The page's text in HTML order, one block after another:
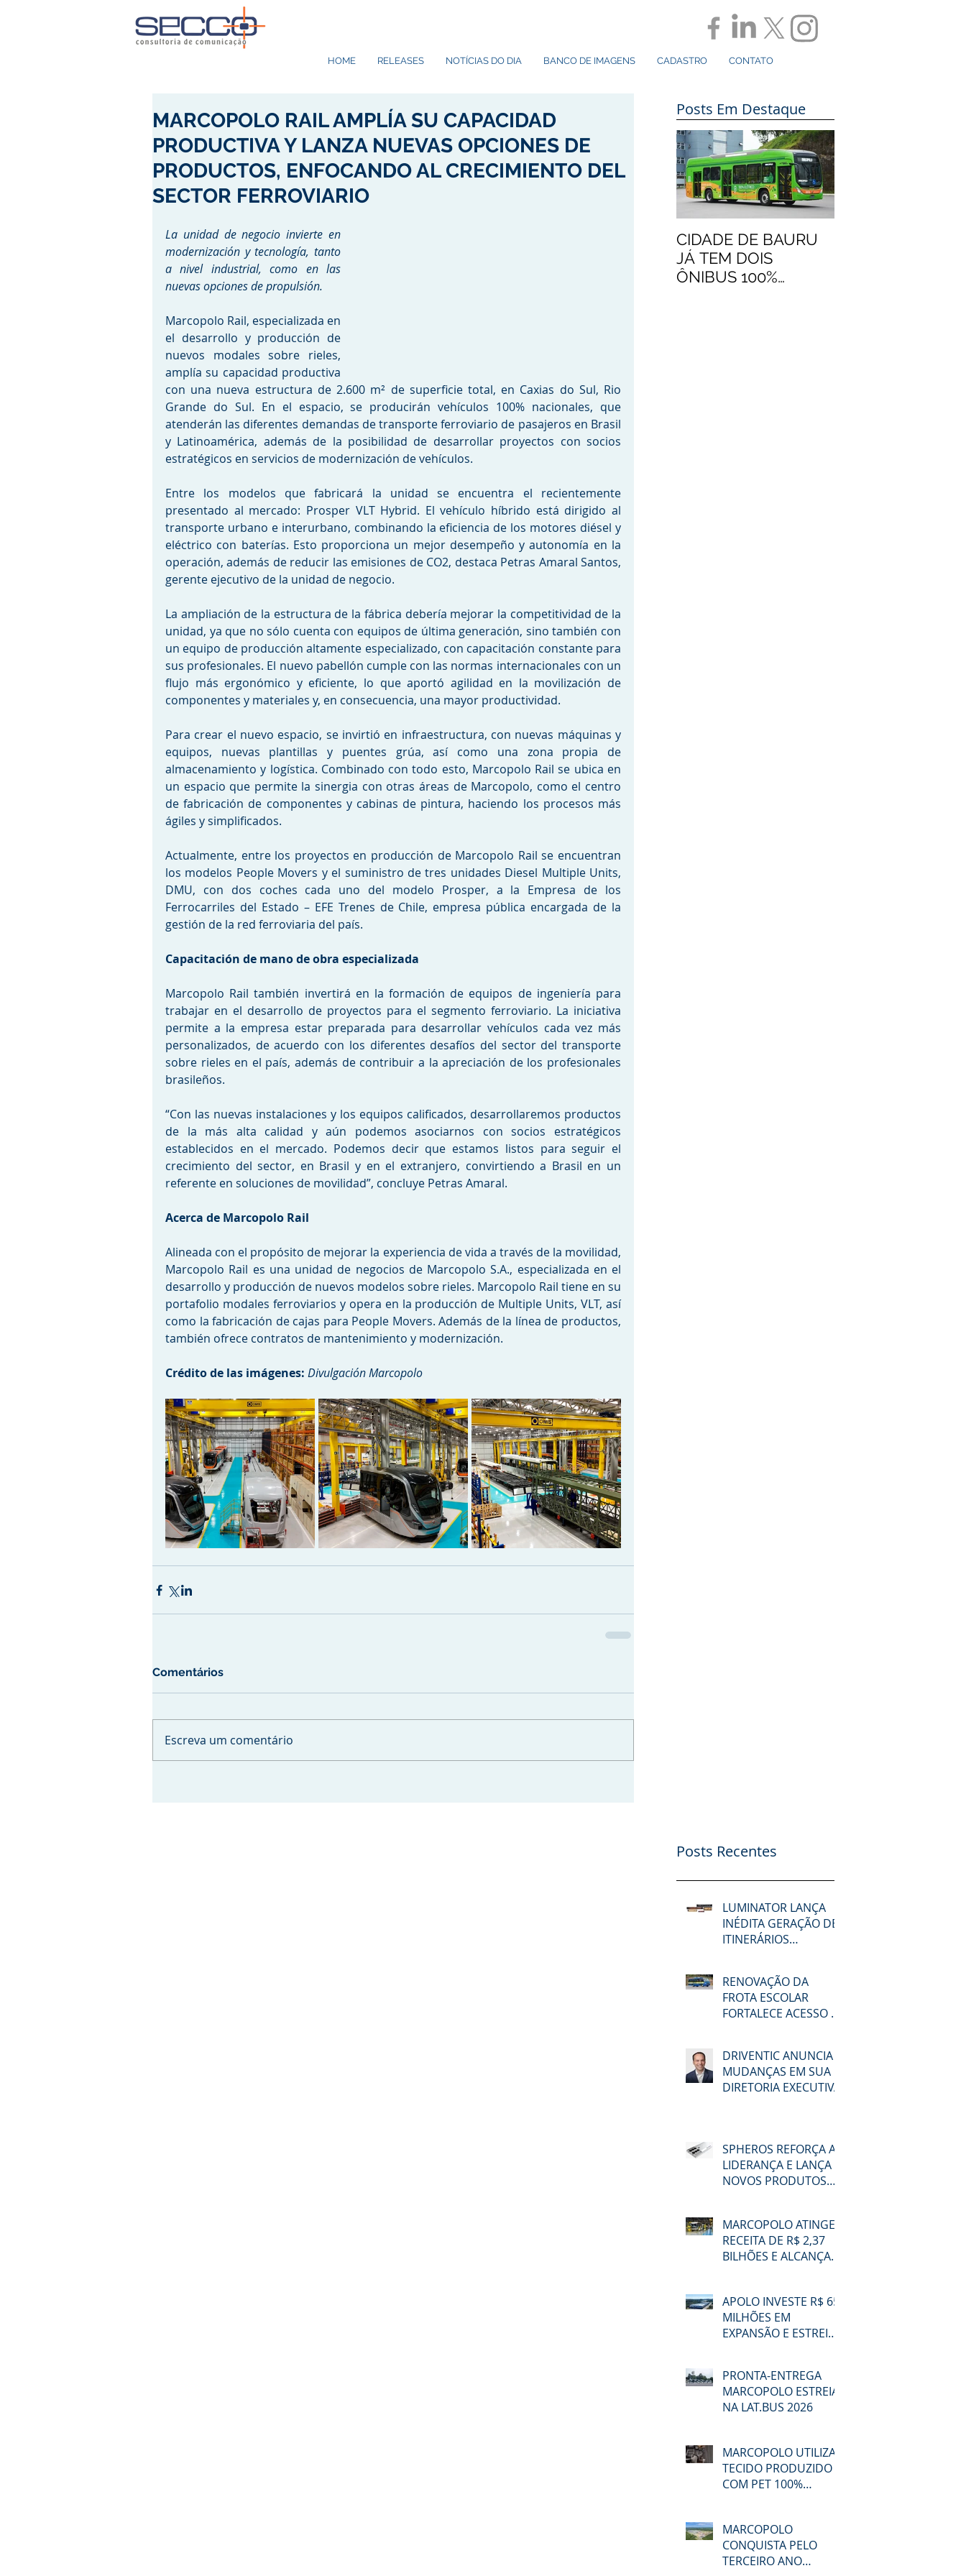
HOME RELEASES NOTÍCIAS DO DIA BANCO DE IMAGENS CADASTRO CONTATO
MARCOPOLO RAIL AMPLÍA SU CAPACIDAD
PRODUCTIVA Y LANZA NUEVAS OPCIONES DE
PRODUCTOS, ENFOCANDO AL CRECIMIENTO DEL
SECTOR FERROVIARIO
La unidad de negocio invierte en
modernización y tecnología, tanto
a nivel industrial, como en las
nuevas opciones de propulsión.
Marcopolo Rail, especializada en
el desarrollo y producción de
nuevos modales sobre rieles,
amplía su capacidad productiva
con una nueva estructura de 2.600 m² de superficie total, en Caxias do Sul, Rio
Grande do Sul. En el espacio, se producirán vehículos 100% nacionales, que
atenderán las diferentes demandas de transporte ferroviario de pasajeros en Brasil
y Latinoamérica, además de la posibilidad de desarrollar proyectos con socios
estratégicos en servicios de modernización de vehículos.
Entre los modelos que fabricará la unidad se encuentra el recientemente
presentado al mercado: Prosper VLT Hybrid. El vehículo híbrido está dirigido al
transporte urbano e interurbano, combinando la eficiencia de los motores diésel y
eléctrico con baterías. Esto proporciona un mejor desempeño y autonomía en la
operación, además de reducir las emisiones de CO2, destaca Petras Amaral Santos,
gerente ejecutivo de la unidad de negocio.
La ampliación de la estructura de la fábrica debería mejorar la competitividad de la
unidad, ya que no sólo cuenta con equipos de última generación, sino también con
un equipo de producción altamente especializado, con capacitación constante para
sus profesionales. El nuevo pabellón cumple con las normas internacionales con un
flujo más ergonómico y eficiente, lo que aportó agilidad en la movilización de
componentes y materiales y, en consecuencia, una mayor productividad.
Para crear el nuevo espacio, se invirtió en infraestructura, con nuevas máquinas y
equipos, nuevas plantillas y puentes grúa, así como una zona propia de
almacenamiento y logística. Combinado con todo esto, Marcopolo Rail se ubica en
un espacio que permite la sinergia con otras áreas de Marcopolo, como el centro
de fabricación de componentes y cabinas de pintura, haciendo los procesos más
ágiles y simplificados.
Actualmente, entre los proyectos en producción de Marcopolo Rail se encuentran
los modelos People Movers y el suministro de tres unidades Diesel Multiple Units,
DMU, con dos coches cada uno del modelo Prosper, a la Empresa de los
Ferrocarriles del Estado – EFE Trenes de Chile, empresa pública encargada de la
gestión de la red ferroviaria del país.
Capacitación de mano de obra especializada
Marcopolo Rail también invertirá en la formación de equipos de ingeniería para
trabajar en el desarrollo de proyectos para el segmento ferroviario. La iniciativa
permite a la empresa estar preparada para desarrollar vehículos cada vez más
personalizados, de acuerdo con los diferentes desafíos del sector del transporte
sobre rieles en el país, además de contribuir a la apreciación de los profesionales
brasileños.
“Con las nuevas instalaciones y los equipos calificados, desarrollaremos productos
de la más alta calidad y aún podemos asociarnos con socios estratégicos
establecidos en el mercado. Podemos decir que estamos listos para seguir el
crecimiento del sector, en Brasil y en el extranjero, convirtiendo a Brasil en un
referente en soluciones de movilidad”, concluye Petras Amaral.
Acerca de Marcopolo Rail
Alineada con el propósito de mejorar la experiencia de vida a través de la movilidad,
Marcopolo Rail es una unidad de negocios de Marcopolo S.A., especializada en el
desarrollo y producción de nuevos modelos sobre rieles. Marcopolo Rail tiene en su
portafolio modales ferroviarios y opera en la producción de Multiple Units, VLT, así
como la fabricación de cajas para People Movers. Además de la línea de productos,
también ofrece contratos de mantenimiento y modernización.
Crédito de las imágenes: Divulgación Marcopolo
Comentários
Escreva um comentário
Posts Em Destaque
CIDADE DE BAURU
JÁ TEM DOIS
ÔNIBUS 100%
Posts Recentes
LUMINATOR LANÇA
INÉDITA GERAÇÃO DE
ITINERÁRIOS
RENOVAÇÃO DA
FROTA ESCOLAR
FORTALECE ACESSO À
MACAÉ
DRIVENTIC ANUNCIA
MUDANÇAS EM SUA
DIRETORIA EXECUTIVA
SPHEROS REFORÇA A
LIDERANÇA E LANÇA
NOVOS PRODUTOS
MARCOPOLO ATINGE
RECEITA DE R$ 2,37
BILHÕES E ALCANÇA
MERCADO BRASILEIRO
NO 2T26
APOLO INVESTE R$ 65
MILHÕES EM
EXPANSÃO E ESTREIA
PRONTA-ENTREGA
MARCOPOLO ESTREIA
NA LAT.BUS 2026
MARCOPOLO UTILIZA
TECIDO PRODUZIDO
COM PET 100%
MARCOPOLO
CONQUISTA PELO
TERCEIRO ANO